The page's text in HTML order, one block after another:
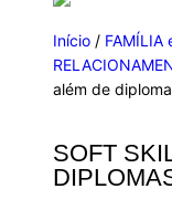
Início / FAMÍLIA
além de
SOFT